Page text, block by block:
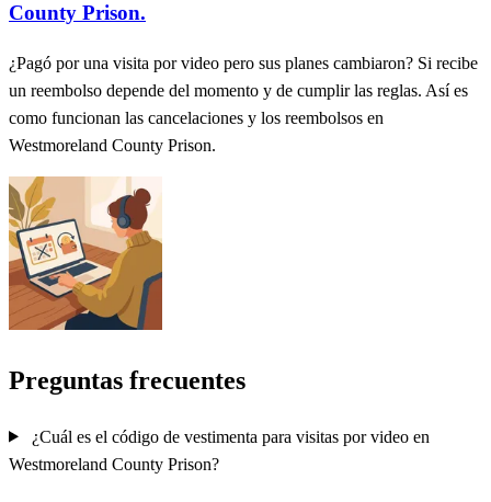
County Prison.
¿Pagó por una visita por video pero sus planes cambiaron? Si recibe
un reembolso depende del momento y de cumplir las reglas. Así es
como funcionan las cancelaciones y los reembolsos en
Westmoreland County Prison.
Preguntas frecuentes
¿Cuál es el código de vestimenta para visitas por video en
Westmoreland County Prison?